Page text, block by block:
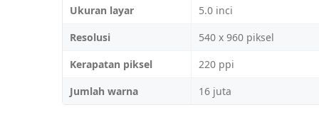
Ukuran layar
5.0 inci
Resolusi
540 x 960 piksel
Kerapatan piksel
220 ppi
Jumlah warna
16 juta